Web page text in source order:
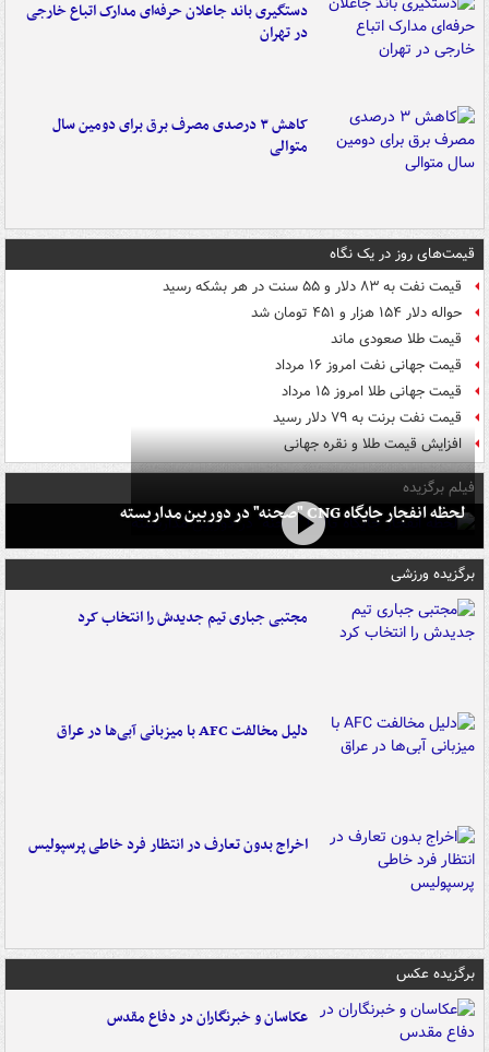
دستگیری باند جاعلان حرفه‌ای مدارک اتباع خارجی
در تهران
کاهش ۳ درصدی مصرف برق برای دومین سال
متوالی
قیمت‌های روز در یک نگاه
قیمت نفت به ۸۳ دلار و ۵۵ سنت در هر بشکه رسید
حواله دلار ۱۵۴ هزار و ۴۵۱ تومان شد
قیمت طلا صعودی ماند
قیمت جهانی نفت امروز ۱۶ مرداد
قیمت جهانی طلا امروز ۱۵ مرداد
قیمت نفت برنت به ۷۹ دلار رسید
افزایش قیمت طلا و نقره جهانی
فیلم برگزیده
لحظه انفجار جایگاه CNG "صحنه" در دوربین مداربسته
برگزیده ورزشی
مجتبی جباری تیم جدیدش را انتخاب کرد
دلیل مخالفت AFC با میزبانی آبی‌ها در عراق
اخراج بدون تعارف در انتظار فرد خاطی پرسپولیس
برگزیده عکس
عکاسان و خبرنگاران در دفاع مقدس